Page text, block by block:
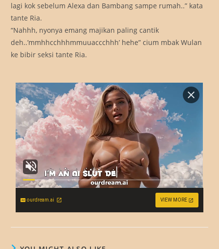
lagi kok sebelum Alexa dan Bambang sampe rumah..” kata
tante Ria.
“Nahhh, nyonya emang majikan paling cantik
deh..’mmhhcchhhmmuuaccchhh’ hehe” cium mbak Wulan
ke bibir seksi tante Ria.
ourdream.ai VIEW MORE